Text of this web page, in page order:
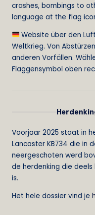
crashes, bombings to
language at the flag
Website über den
Weltkrieg. Von
anderen Vorfällen.
Flaggensymbol oben
Voorjaar 2025 staat in
Lancaster KB734 die in
neergeschoten werd
de herdenking die
is.
Het hele dossier vind je